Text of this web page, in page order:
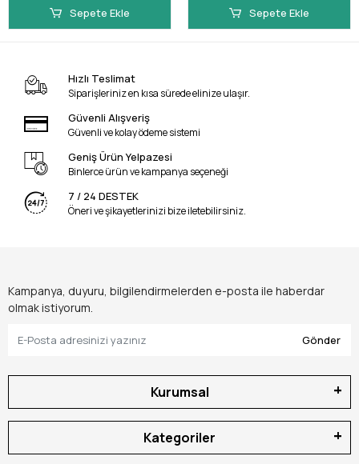
Sepete Ekle Sepete Ekle
Hızlı Teslimat
Siparişleriniz en kısa sürede elinize ulaşır.
Güvenli Alışveriş
Güvenli ve kolay ödeme sistemi
Geniş Ürün Yelpazesi
Binlerce ürün ve kampanya seçeneği
7 / 24 DESTEK
Öneri ve şikayetlerinizi bize iletebilirsiniz.
Kampanya, duyuru, bilgilendirmelerden e-posta ile haberdar
olmak istiyorum.
Gönder
Kurumsal
Kategoriler